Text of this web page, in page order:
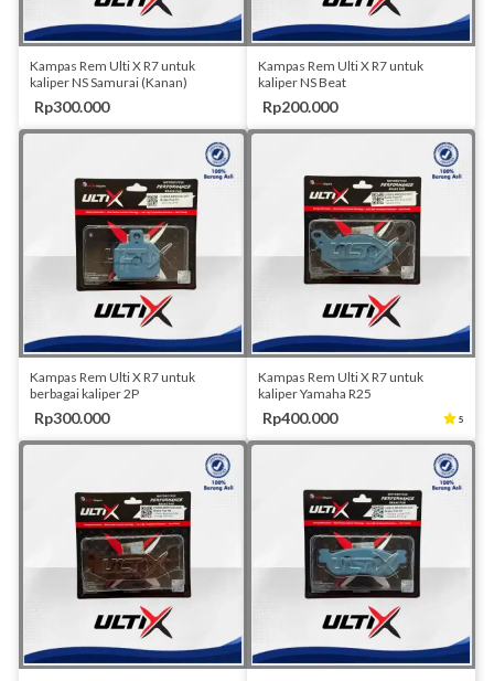
Stok Habis
Kampas Rem Ulti X R7 untuk
kaliper NS Samurai (Kanan)
Rp300.000
Stok Habis
Kampas Rem Ulti X R7 untuk
berbagai kaliper 2P
Rp300.000
Stok Habis
Stok Habis
Kampas Rem Ulti X R7 untuk
kaliper NS Beat
Rp200.000
Stok Habis
Kampas Rem Ulti X R7 untuk
kaliper Yamaha R25
Rp400.000 5
Stok Habis